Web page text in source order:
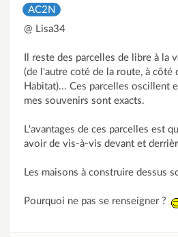
AC2N
@ Lisa34
Il reste des parcelles de libre à la
(de l'autre coté de la route, à côté
Habitat)... Ces parcelles oscillent
mes souvenirs sont exacts.
L'avantages de ces parcelles est
avoir de vis-à-vis devant et
Les maisons à construire dessus
Pourquoi ne pas se renseigner ?